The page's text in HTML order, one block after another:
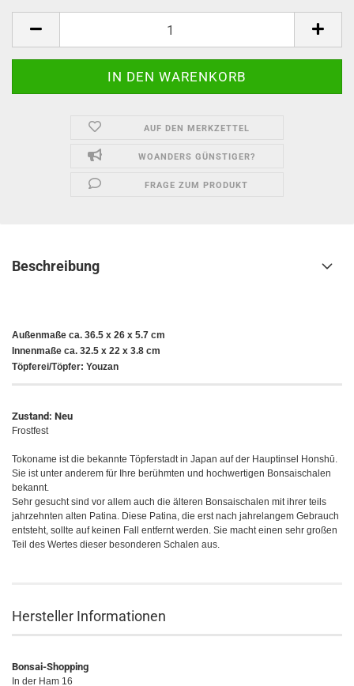
AUF DEN MERKZETTEL
WOANDERS GÜNSTIGER?
FRAGE ZUM PRODUKT
Beschreibung
Außenmaße ca. 36.5 x 26 x 5.7 cm
Innenmaße ca. 32.5 x 22 x 3.8 cm
Töpferei/Töpfer: Youzan
Zustand: Neu
Frostfest
Tokoname ist die bekannte Töpferstadt in Japan auf der Hauptinsel Honshū.
Sie ist unter anderem für Ihre berühmten und hochwertigen Bonsaischalen
bekannt.
Sehr gesucht sind vor allem auch die älteren Bonsaischalen mit ihrer teils
jahrzehnten alten Patina. Diese Patina, die erst nach jahrelangem Gebrauch
entsteht, sollte auf keinen Fall entfernt werden. Sie macht einen sehr großen
Teil des Wertes dieser besonderen Schalen aus.
Hersteller Informationen
Bonsai-Shopping
In der Ham 16